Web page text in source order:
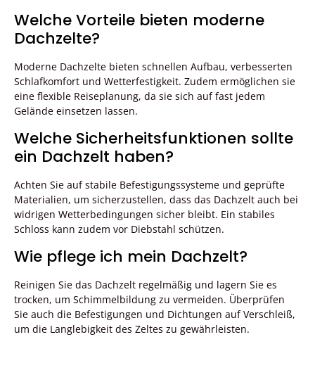
Welche Vorteile bieten moderne
Dachzelte?
Moderne Dachzelte bieten schnellen Aufbau, verbesserten
Schlafkomfort und Wetterfestigkeit. Zudem ermöglichen sie
eine flexible Reiseplanung, da sie sich auf fast jedem
Gelände einsetzen lassen.
Welche Sicherheitsfunktionen sollte
ein Dachzelt haben?
Achten Sie auf stabile Befestigungssysteme und geprüfte
Materialien, um sicherzustellen, dass das Dachzelt auch bei
widrigen Wetterbedingungen sicher bleibt. Ein stabiles
Schloss kann zudem vor Diebstahl schützen.
Wie pflege ich mein Dachzelt?
Reinigen Sie das Dachzelt regelmäßig und lagern Sie es
trocken, um Schimmelbildung zu vermeiden. Überprüfen
Sie auch die Befestigungen und Dichtungen auf Verschleiß,
um die Langlebigkeit des Zeltes zu gewährleisten.